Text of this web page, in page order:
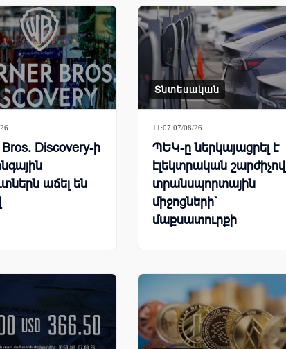
Discovery-ի
աճել են
Տնտեսական
11:07 07/08/26
ՊԵԿ-ը ներկայացրել է
էլեկտրական շարժիչով
տրանսպորտային
միջոցների`
մաքսատուրքի
ը ներառյալ